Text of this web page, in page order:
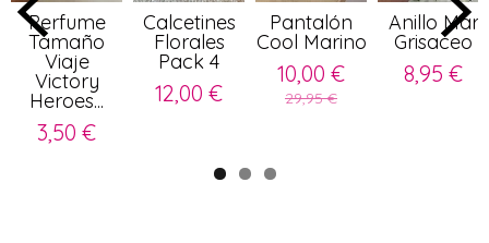
Perfume
Tamaño
Viaje
Victory
Heroes...
3,50 €
Calcetines
Florales
Pack 4
12,00 €
Pantalón
Cool Marino
10,00 €
29,95 €
Anillo Mar
Grisaceo
8,95 €